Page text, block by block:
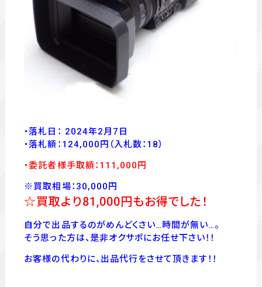
・落札日： 2024年2月7日
・落札額：124,000 円 （入札数：18）
・委託者様手取額：111 ,000 円
※買取相場：30,000円
☆買取より81,000円もお得でした！
自分で出品するのがめんどくさい…時間が無い…。
そう思った方は、是非オクサポにお任せ下さい！！
お客様の代わりに、出品代行をさせて頂きます！！